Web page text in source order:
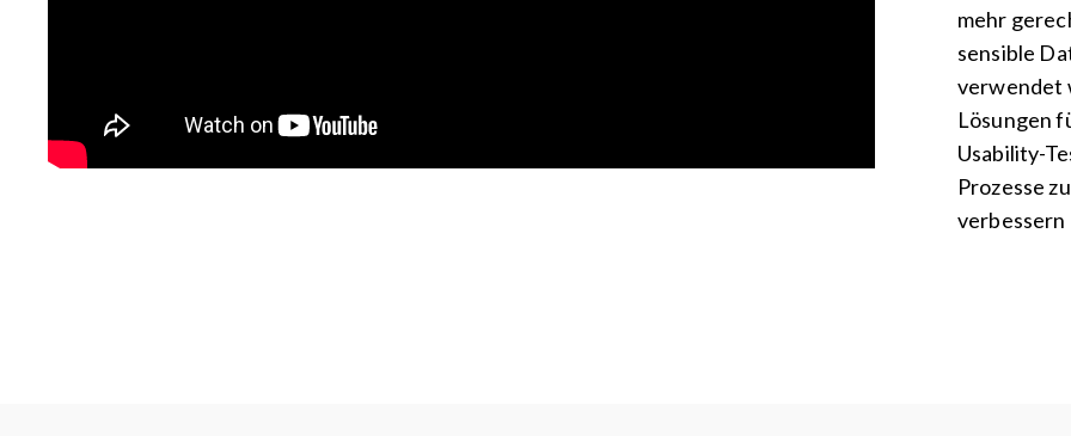
mehr
sensible
verwendet
Lösungen
Usability-
Prozesse
verbessern